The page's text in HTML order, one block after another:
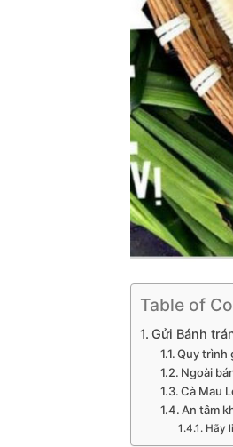
Table of
Gửi Bánh
Quy trình
Ngoài
Cà Mau
An tâm
Hãy